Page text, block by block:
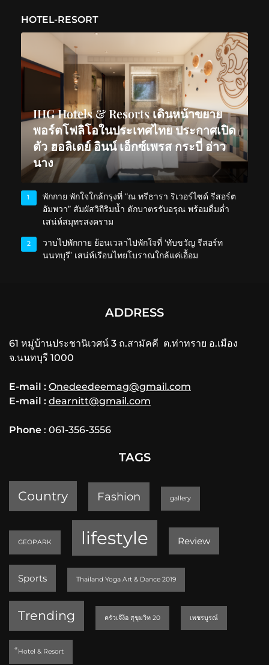
HOTEL-RESORT
IHG Hotels & Resorts เดินหน้าขยาย
พอร์ตโฟลิโอในประเทศไทย ประกาศเปิด
ตัว ฮอลิเดย์ อินน์ เอ็กซ์เพรส กระบี่ อ่าว
นาง
1
พักกาย พักใจใกล้กรุงที่ “ณ ทรีธารา ริเวอร์ไซด์ รีสอร์ต
อัมพวา” สัมผัสวิถีริมน้ำ ตักบาตรรับอรุณ พร้อมดื่มด่ำ
เสน่ห์สมุทรสงคราม
2
วาบไปพักกาย ย้อนเวลาไปพักใจที่ ‘ทับขวัญ รีสอร์ท
นนทบุรี’ เสน่ห์เรือนไทยโบราณใกล้แค่เอื้อม
ADDRESS
61 หมู่บ้านประชานิเวศน์ 3 ถ.สามัคคี ต.ท่าทราย อ.เมือง
จ.นนทบุรี 1000
E-mail : Onedeedeemag@gmail.com
E-mail : dearnitt@gmail.com
Phone : 061-356-3556
TAGS
Country Fashion gallery
GEOPARK lifestyle Review
Sports Thailand Yoga Art & Dance 2019
Trending ครัวเจ๊ง้อ สุขุมวิท 20 เพชรบูรณ์
็Hotel & Resort